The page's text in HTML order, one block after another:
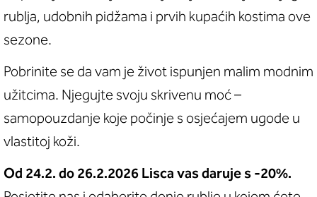
rublja, udobnih pidžama i prvih kupaćih kostima ove
sezone.
Pobrinite se da vam je život ispunjen malim modnim
užitcima. Njegujte svoju skrivenu moć –
samopouzdanje koje počinje s osjećajem ugode u
vlastitoj koži.
Od 24.2. do 26.2.2026 Lisca vas daruje s -20%.